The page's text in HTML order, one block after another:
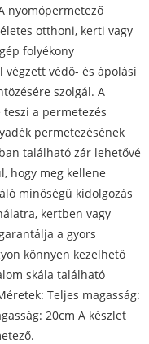
nyomópermetező
otthoni, kerti vagy
folyékony
végzett védő- és ápolási
szolgál. A
a permetezés
permetezésének
található zár lehetővé
hogy meg kellene
minőségű kidolgozás
kertben vagy
a gyors
könnyen kezelhető
skála található
Teljes magasság:
20cm A készlet